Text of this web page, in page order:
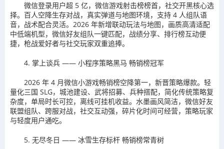
微信登录用户超 5 亿，微信游戏射击榜榜首，社交开黑核心选
择。百人空降生存对战，真实弹道与地图环境，支持 4 人组队语
音，战术配合灵活。2026 年新增联动玩法与地图，画质高清适配
中低端机型，微信好友组队一键匹配，战绩分享、排行榜互动便
捷，枪战爱好者与社交玩家双重追捧。
4. 掌上谈兵 —— 小程序策略黑马 畅销榜冠军
2026 年 4 月微信小游戏畅销榜空降第一，新晋策略爆款。轻
量化三国 SLG，城池建设、武将招募、兵种搭配，简化传统策略复
杂度，单局时长可控，离线可挂机收益。水墨画风简洁，微信好友
联盟组队、跨服对战，社交互动强，碎片化时间可经营，策略玩家
与轻度用户通吃。
5. 无尽冬日 —— 冰雪生存标杆 畅销榜常青树